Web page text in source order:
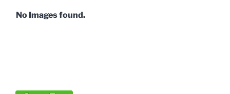
No Images found.